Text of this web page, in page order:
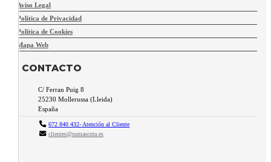
Aviso Legal
Política de Privacidad
Política de Cookies
Mapa Web
CONTACTO
C/ Ferran Puig 8
25230 Mollerussa (Lleida)
España
672 840 432- Atención al Cliente
clientes@sumascota.es